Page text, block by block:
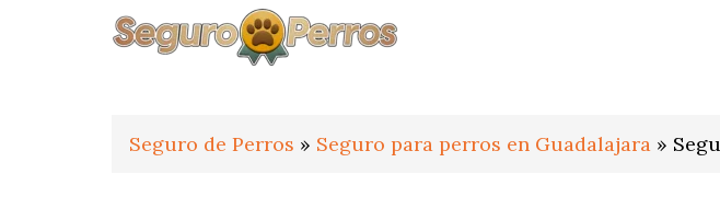
Seguro de Perros » Seguro para perros en Guadalajara »